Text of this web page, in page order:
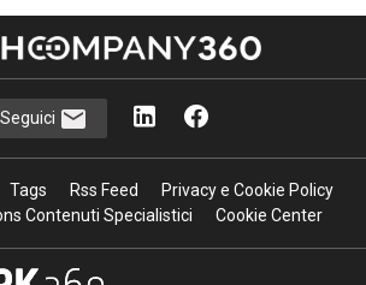
Seguici
Tags Rss Feed
Privacy e Cookie Policy
Contenuti Specialistici
Cookie Center